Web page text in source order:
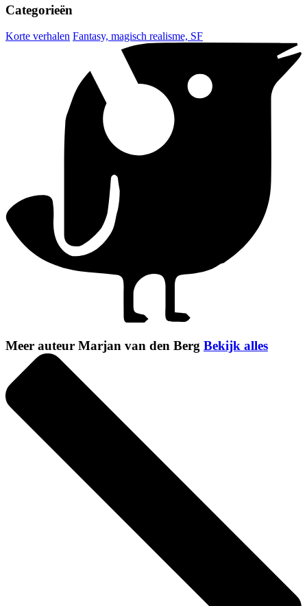
Categorieën
Korte verhalen Fantasy, magisch realisme, SF
Meer auteur Marjan van den Berg Bekijk alles